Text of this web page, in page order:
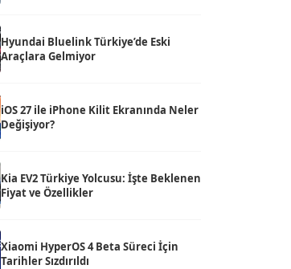
Hyundai Bluelink Türkiye’de Eski
Araçlara Gelmiyor
iOS 27 ile iPhone Kilit Ekranında Neler
Değişiyor?
Kia EV2 Türkiye Yolcusu: İşte Beklenen
Fiyat ve Özellikler
Xiaomi HyperOS 4 Beta Süreci İçin
Tarihler Sızdırıldı